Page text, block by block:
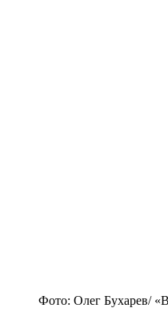
Фото: Олег Бухарев/